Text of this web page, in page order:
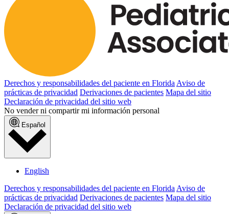
Derechos y responsabilidades del paciente en Florida Aviso de
prácticas de privacidad Derivaciones de pacientes Mapa del sitio
Declaración de privacidad del sitio web
No vender ni compartir mi información personal
Español
English
Derechos y responsabilidades del paciente en Florida Aviso de
prácticas de privacidad Derivaciones de pacientes Mapa del sitio
Declaración de privacidad del sitio web